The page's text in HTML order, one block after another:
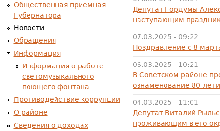
Депутат Гордумы
наступающим
07.03.2025 - 09:22
Поздравление с 8
06.03.2025 - 10:21
В Советском районе
ознаменование 80-
04.03.2025 - 11:01
Депутат Виталий
проживающим в его
Общественная приемная
Губернатора
Новости
Обращения
Информация
Информация о работе
светомузыкального
поющего фонтана
Противодействие коррупции
О районе
Сведения о доходах